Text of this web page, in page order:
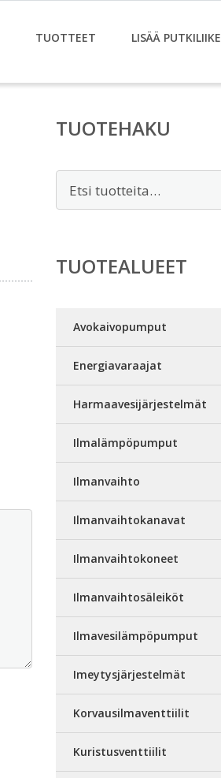
TUOTTEET LISÄÄ PUTKILIIKE
TUOTEHAKU
TUOTEALUEET
Avokaivopumput
Energiavaraajat
Harmaavesijärjestelmät
Ilmalämpöpumput
Ilmanvaihto
Ilmanvaihtokanavat
Ilmanvaihtokoneet
Ilmanvaihtosäleiköt
Ilmavesilämpöpumput
Imeytysjärjestelmät
Korvausilmaventtiilit
Kuristusventtiilit